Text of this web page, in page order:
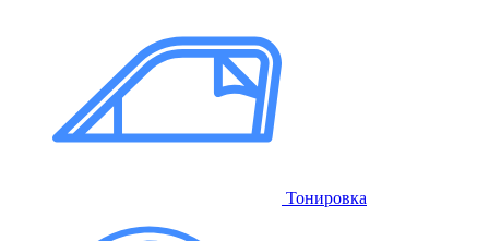
Тонировка